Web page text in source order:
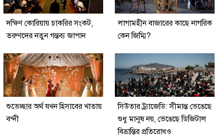
দক্ষিণ কোরিয়ায় চাকরির সংকট,
তরুণদের নতুন গন্তব্য জাপান
লাগামহীন বাজারের কাছে নাগরিক
কেন জিম্মি?
শুভেচ্ছার অর্থ যখন হিসাবের খাতায়
বন্দী
সিউতার ট্র্যাজেডি: সীমান্ত ভেঙেছে
শুধু মানুষ নয়, ভেঙেছে ডিজিটাল
বিভ্রান্তির প্রতিরোধও